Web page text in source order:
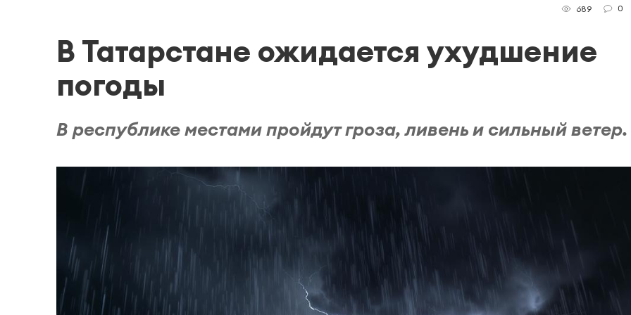
689 0
В Татарстане ожидается ухудшение
погоды
В республике местами пройдут гроза, ливень и сильный ветер.